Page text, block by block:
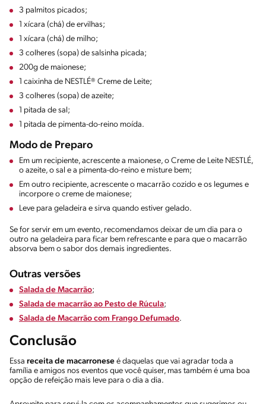
3 palmitos picados;
1 xícara (chá) de ervilhas;
1 xícara (chá) de milho;
3 colheres (sopa) de salsinha picada;
200g de maionese;
1 caixinha de NESTLÉ® Creme de Leite;
3 colheres (sopa) de azeite;
1 pitada de sal;
1 pitada de pimenta-do-reino moída.
Modo de Preparo
Em um recipiente, acrescente a maionese, o Creme de Leite NESTLÉ,
o azeite, o sal e a pimenta-do-reino e misture bem;
Em outro recipiente, acrescente o macarrão cozido e os legumes e
incorpore o creme de maionese;
Leve para geladeira e sirva quando estiver gelado.
Se for servir em um evento, recomendamos deixar de um dia para o
outro na geladeira para ficar bem refrescante e para que o macarrão
absorva bem o sabor dos demais ingredientes.
Outras versões
Salada de Macarrão;
Salada de macarrão ao Pesto de Rúcula;
Salada de Macarrão com Frango Defumado.
Conclusão
Essa receita de macarronese é daquelas que vai agradar toda a
família e amigos nos eventos que você quiser, mas também é uma boa
opção de refeição mais leve para o dia a dia.